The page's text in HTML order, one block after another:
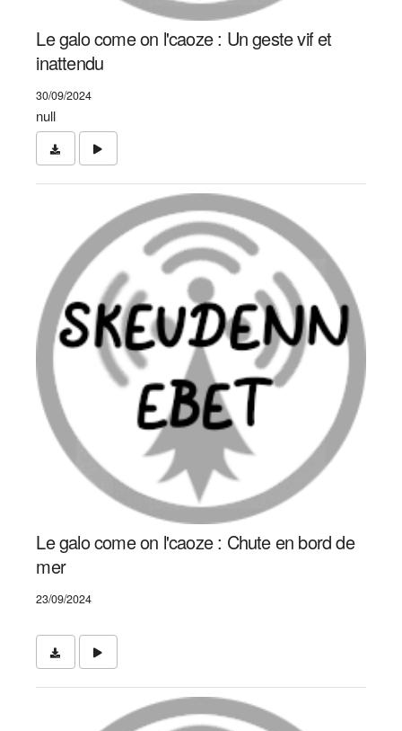
Le galo come on l'caoze : Un geste vif et
inattendu
30/09/2024
null
Le galo come on l'caoze : Chute en bord de
mer
23/09/2024